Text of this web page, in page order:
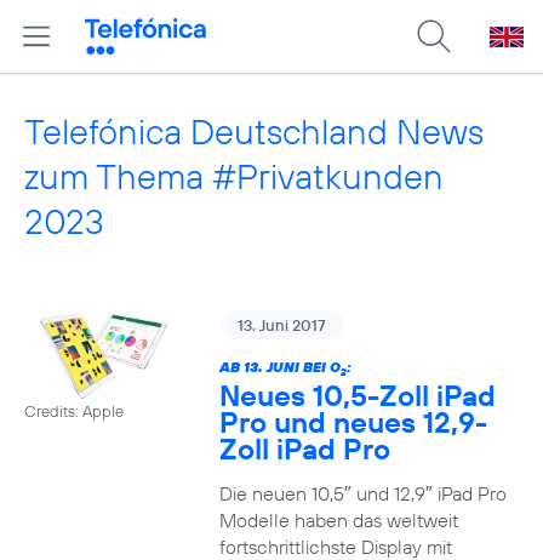
Telefónica Deutschland News
zum Thema #Privatkunden
2023
Credits: Apple
13. Juni 2017
AB 13. JUNI BEI O2:
Neues 10,5-Zoll iPad
Pro und neues 12,9-
Zoll iPad Pro
Die neuen 10,5″ und 12,9″ iPad Pro
Modelle haben das weltweit
fortschrittlichste Display mit